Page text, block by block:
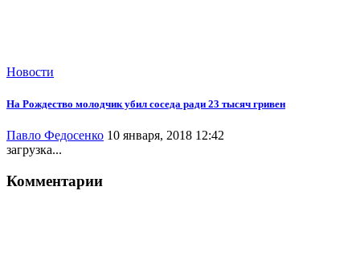
Новости
На Рождество молодчик убил соседа ради 23 тысяч гривен
Павло Федосенко 10 января, 2018 12:42
загрузка...
Комментарии